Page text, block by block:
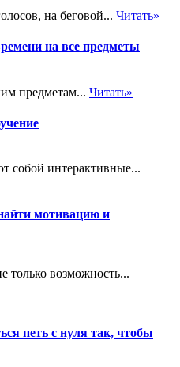
на беговой... Читать»
на все предметы
предметам... Читать»
собой интерактивные...
мотивацию и
возможность...
петь с нуля так, чтобы